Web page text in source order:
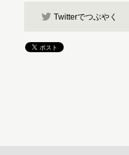
Twitterでつぶやく